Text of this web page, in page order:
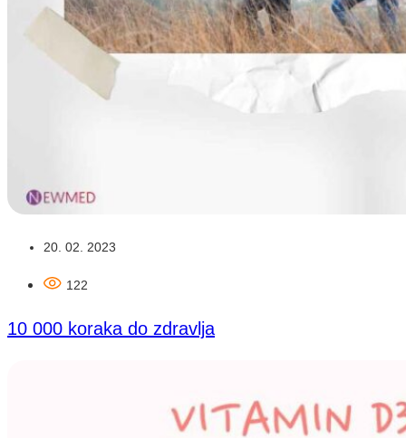
20. 02. 2023
122
10 000 koraka do zdravlja